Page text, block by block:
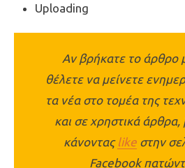
​Uploading
Αν βρήκατε το άρθρο
θέλετε να μείνετε
τα νέα στο τομέα της
και σε χρηστικά
κάνοντας likeστην
Facebook